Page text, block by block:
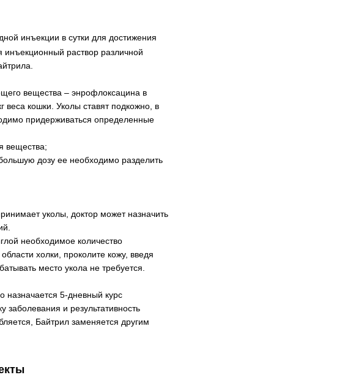
инъекции в сутки для достижения
инъекционный раствор различной
вещества – энрофлоксацина в
веса кошки. Уколы ставят подкожно, в
придерживаться определенные
вещества;
дозу ее необходимо разделить
уколы, доктор может назначить
необходимое количество
холки, проколите кожу, введя
место укола не требуется.
назначается 5-дневный курс
заболевания и результативность
Байтрил заменяется другим